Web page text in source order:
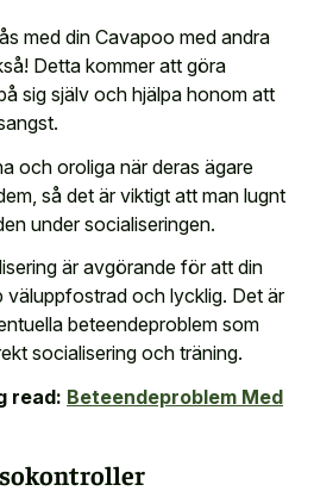
med din Cavapoo med andra
Detta kommer att göra
sig själv och hjälpa honom att
och oroliga när deras ägare
så det är viktigt att man lugnt
under socialiseringen.
är avgörande för att din
och lycklig. Det är
beteendeproblem som
socialisering och träning.
read: Beteendeproblem Med